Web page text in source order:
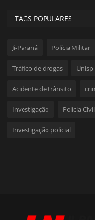
TAGS POPULARES
Ji-Paraná Polícia Militar
Tráfico de drogas Unisp
Acidente de trânsito
Investigação Polícia Civil
Investigação policial